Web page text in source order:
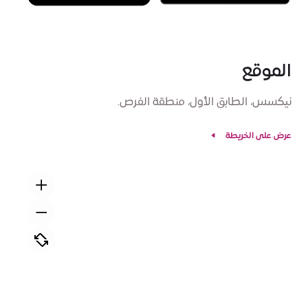
الموقع
نيكسس، الطابق الأول، منطقة الفرص.
عرض على الخريطة